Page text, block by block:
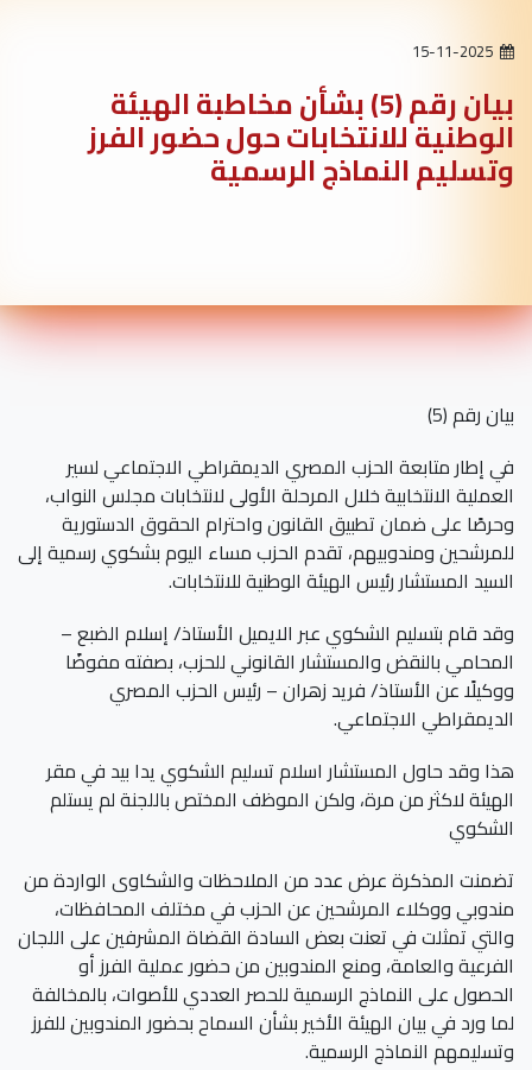
بيان رقم (5) بشأن مخاطبة الهيئة
الوطنية للانتخابات حول حضور الفرز
وتسليم النماذج الرسمية
بيان رقم (5)
في إطار متابعة الحزب المصري الديمقراطي الاجتماعي لسير
العملية الانتخابية خلال المرحلة الأولى لانتخابات مجلس النواب،
وحرصًا على ضمان تطبيق القانون واحترام الحقوق الدستورية
للمرشحين ومندوبيهم، تقدم الحزب مساء اليوم بشكوي رسمية إلى
السيد المستشار رئيس الهيئة الوطنية للانتخابات.
وقد قام بتسليم الشكوي عبر الايميل الأستاذ/ إسلام الضبع –
المحامي بالنقض والمستشار القانوني للحزب، بصفته مفوضًا
ووكيلًا عن الأستاذ/ فريد زهران – رئيس الحزب المصري
الديمقراطي الاجتماعي.
هذا وقد حاول المستشار اسلام تسليم الشكوي يدا بيد في مقر
الهيئة لاكثر من مرة، ولكن الموظف المختص باللجنة لم يستلم
الشكوي
تضمنت المذكرة عرض عدد من الملاحظات والشكاوى الواردة من
مندوبي ووكلاء المرشحين عن الحزب في مختلف المحافظات،
والتي تمثلت في تعنت بعض السادة القضاة المشرفين على اللجان
الفرعية والعامة، ومنع المندوبين من حضور عملية الفرز أو
الحصول على النماذج الرسمية للحصر العددي للأصوات، بالمخالفة
لما ورد في بيان الهيئة الأخير بشأن السماح بحضور المندوبين للفرز
وتسليمهم النماذج الرسمية.